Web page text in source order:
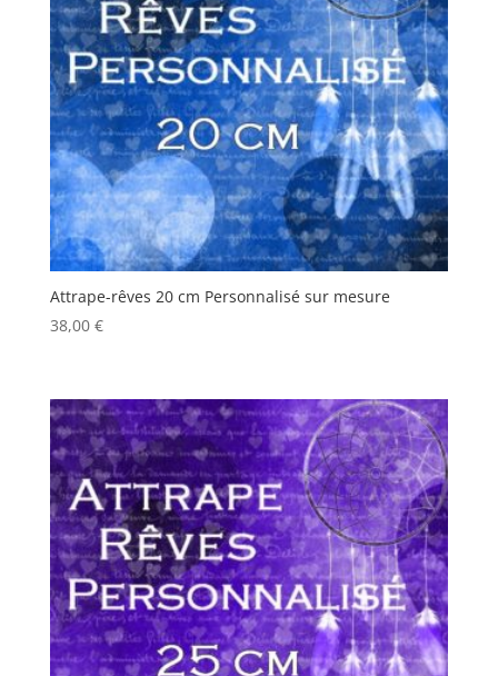
Attrape-rêves 20 cm Personnalisé sur mesure
38,00 €